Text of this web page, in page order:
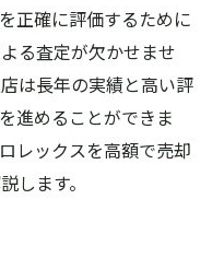
正確に評価するために
る査定が欠かせませ
は長年の実績と高い評
進めることができま
レックスを高額で売却
します。